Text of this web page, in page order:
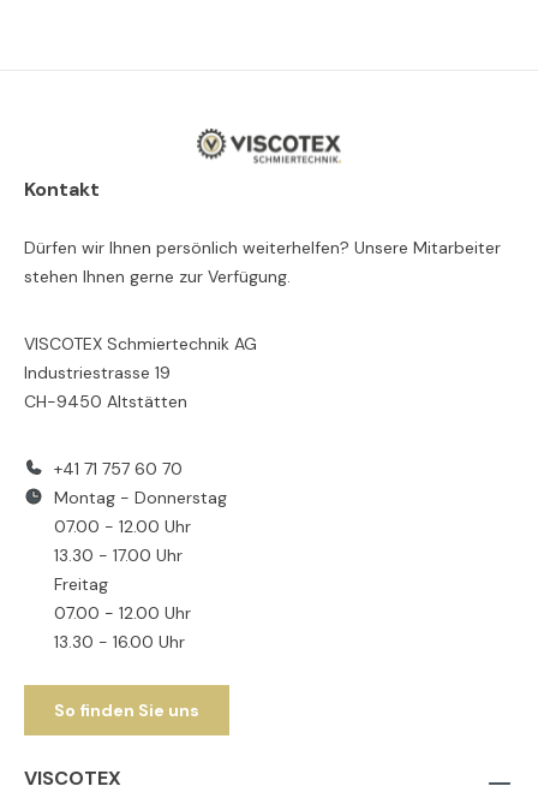
Kontakt
Dürfen wir Ihnen persönlich weiterhelfen? Unsere Mitarbeiter
stehen Ihnen gerne zur Verfügung.
VISCOTEX Schmiertechnik AG
Industriestrasse 19
CH-9450 Altstätten
+41 71 757 60 70
Montag - Donnerstag
07.00 - 12.00 Uhr
13.30 - 17.00 Uhr
Freitag
07.00 - 12.00 Uhr
13.30 - 16.00 Uhr
So finden Sie uns
VISCOTEX